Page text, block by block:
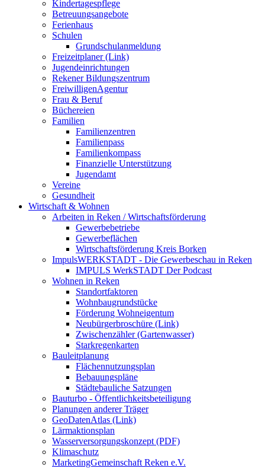
Kindertagespflege
Betreuungsangebote
Ferienhaus
Schulen
Grundschulanmeldung
Freizeitplaner (Link)
Jugendeinrichtungen
Rekener Bildungszentrum
FreiwilligenAgentur
Frau & Beruf
Büchereien
Familien
Familienzentren
Familienpass
Familienkompass
Finanzielle Unterstützung
Jugendamt
Vereine
Gesundheit
Wirtschaft & Wohnen
Arbeiten in Reken / Wirtschaftsförderung
Gewerbebetriebe
Gewerbeflächen
Wirtschaftsförderung Kreis Borken
ImpulsWERKSTADT - Die Gewerbeschau in Reken
IMPULS WerkSTADT Der Podcast
Wohnen in Reken
Standortfaktoren
Wohnbaugrundstücke
Förderung Wohneigentum
Neubürgerbroschüre (Link)
Zwischenzähler (Gartenwasser)
Starkregenkarten
Bauleitplanung
Flächennutzungsplan
Bebauungspläne
Städtebauliche Satzungen
Bauturbo - Öffentlichkeitsbeteiligung
Planungen anderer Träger
GeoDatenAtlas (Link)
Lärmaktionsplan
Wasserversorgungskonzept (PDF)
Klimaschutz
MarketingGemeinschaft Reken e.V.